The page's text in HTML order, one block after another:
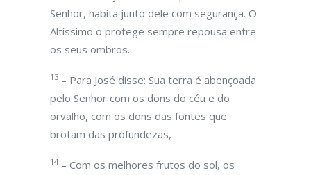
Senhor, habita junto dele com segurança. O
Altíssimo o protege sempre repousa entre
os seus ombros.
13 – Para José disse: Sua terra é abençoada
pelo Senhor com os dons do céu e do
orvalho, com os dons das fontes que
brotam das profundezas,
14 – Com os melhores frutos do sol, os